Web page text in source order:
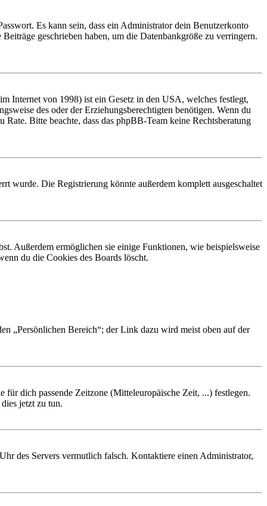
Es kann sein, dass ein Administrator dein Benutzerkonto
geschrieben haben, um die Datenbankgröße zu verringern.
Internet von 1998) ist ein Gesetz in den USA, welches festlegt,
des oder der Erziehungsberechtigten benötigen. Wenn du
Bitte beachte, dass das phpBB-Team keine Rechtsberatung
wurde. Die Registrierung könnte außerdem komplett ausgeschaltet
Außerdem ermöglichen sie einige Funktionen, wie beispielsweise
du die Cookies des Boards löscht.
„Persönlichen Bereich“; der Link dazu wird meist oben auf der
dich passende Zeitzone (Mitteleuropäische Zeit, ...) festlegen.
jetzt zu tun.
des Servers vermutlich falsch. Kontaktiere einen Administrator,